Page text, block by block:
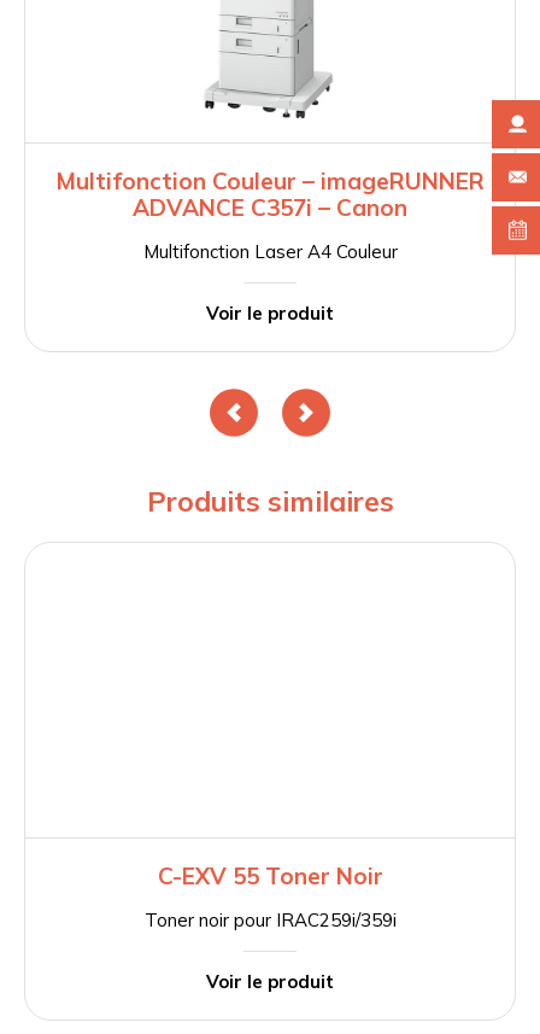
Multifonction Couleur – imageRUNNER
ADVANCE C357i – Canon
Multifonction Laser A4 Couleur
Voir le produit
Produits similaires
C-EXV 55 Toner Noir
Toner noir pour IRAC259i/359i
Voir le produit